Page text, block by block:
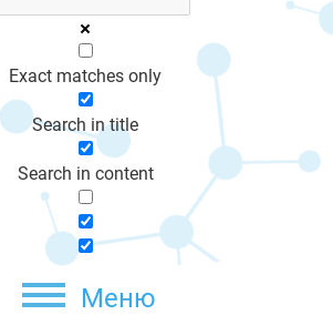
Exact matches only
Search in title
Search in content
Меню